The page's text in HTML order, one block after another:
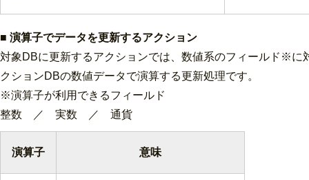
■ 演算子でデータを更新するアクション
対象DBに更新するアクションでは、数値系のフィールド※に
クションDBの数値データで演算する更新処理です。
※演算子が利用できるフィールド
整数 ／ 実数 ／ 通貨
演算子 意味